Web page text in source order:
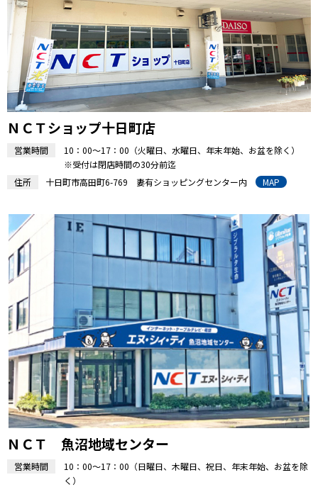
ＮＣＴショップ十日町店
営業時間
10：00～17：00（火曜日、水曜日、年末年始、お盆を除く）
※受付は閉店時間の30分前迄
住所
十日町市高田町6-769 妻有ショッピングセンター内 MAP
ＮＣＴ 魚沼地域センター
営業時間
10：00～17：00（日曜日、木曜日、祝日、年末年始、お盆を除
く）